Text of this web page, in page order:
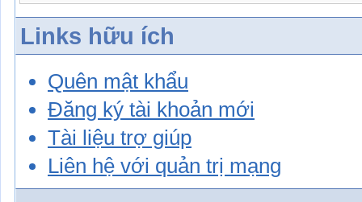
Links hữu ích
Quên mật khẩu
Đăng ký tài khoản mới
Tài liệu trợ giúp
Liên hệ với quản trị mạng